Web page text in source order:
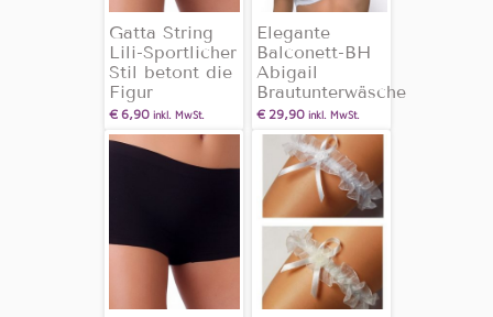
Gatta String
Lili-Sportlicher
Stil betont die
Figur
€6,90 inkl. MwSt.
Elegante
Balconett-BH
Abigail
Brautunterwäsche
€29,90 inkl. MwSt.